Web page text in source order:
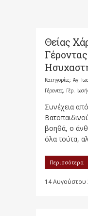
Θείας
Κατηγορίες: Άγ.
Γέροντες, Γέρ.
Συνέχεια
βοηθά, ο
όλα τούτα,
Περισσότερα
14 Αυγούστου